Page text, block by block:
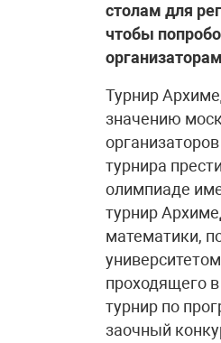
столам для
чтобы
Турнир
значению
турнира
олимпиаде
турнир
математики,
проходящего
турнир по
заочный